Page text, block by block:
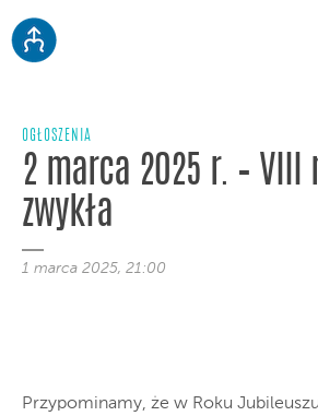
OGŁOSZENIA
2 marca 2025 r. – VIII
zwykła
1 marca 2025, 21:00
Przypominamy, że w Roku